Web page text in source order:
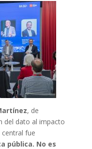
, de
del dato al impacto
central fue
pública. No es